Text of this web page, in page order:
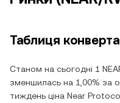
Таблиця
Станом на сьогодні 1
зменшилась на 1,00% за
тиждень ціна Near